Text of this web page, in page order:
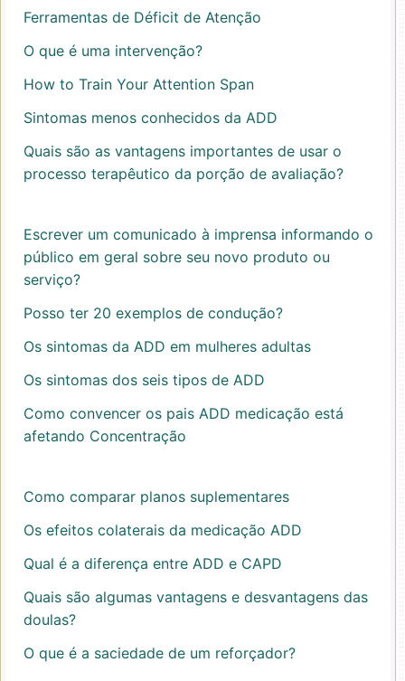
Ferramentas de Déficit de Atenção
O que é uma intervenção?
How to Train Your Attention Span
Sintomas menos conhecidos da ADD
Quais são as vantagens importantes de usar o
processo terapêutico da porção de avaliação?
Escrever um comunicado à imprensa informando o
público em geral sobre seu novo produto ou
serviço?
Posso ter 20 exemplos de condução?
Os sintomas da ADD em mulheres adultas
Os sintomas dos seis tipos de ADD
Como convencer os pais ADD medicação está
afetando Concentração
Como comparar planos suplementares
Os efeitos colaterais da medicação ADD
Qual é a diferença entre ADD e CAPD
Quais são algumas vantagens e desvantagens das
doulas?
O que é a saciedade de um reforçador?